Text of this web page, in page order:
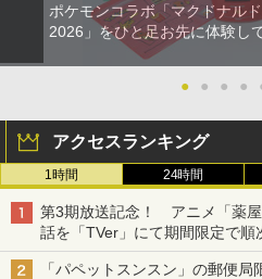
ポケモンコラボ「マクドナル
2026」をひと足お先に体験し
● ● ● ●
アクセスランキング
1時間 24時間
第3期放送記念！ アニメ「薬
話を「TVer」にて期間限定で順
「パペットスンスン」の郵便